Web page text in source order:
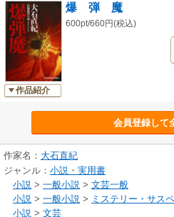
作品紹介
爆 弾 魔
600pt/660円(税込)
会員登録して
作家名： 大石直紀
ジャンル： 小説・実用書
小説 > 一般小説 > 文芸一般
小説 > 一般小説 > ミステリー・サス
小説 > 文芸